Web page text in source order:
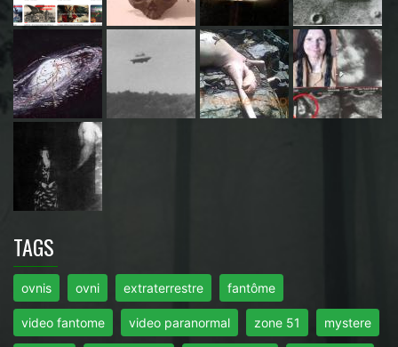
TAGS
ovnis ovni extraterrestre fantôme
video fantome video paranormal zone 51 mystere